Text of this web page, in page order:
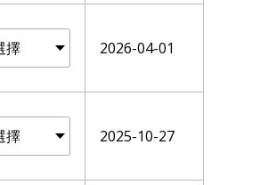
2026-04-01
2025-10-27